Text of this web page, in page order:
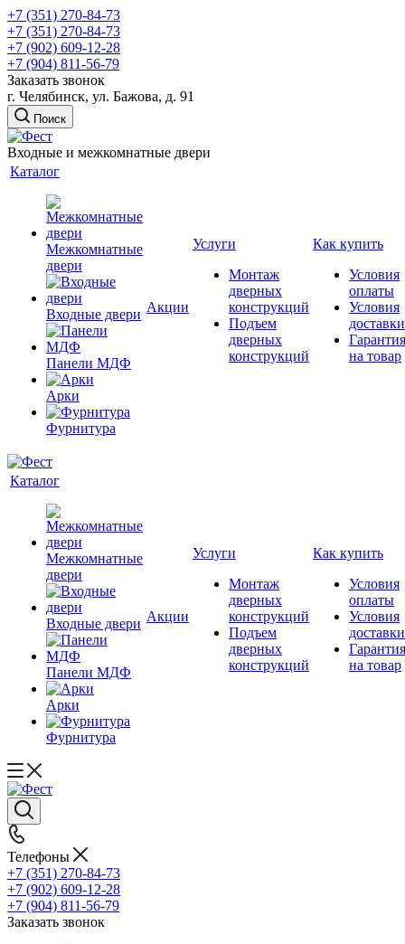
+7 (351) 270-84-73
+7 (351) 270-84-73
+7 (902) 609-12-28
+7 (904) 811-56-79
Заказать звонок
г. Челябинск, ул. Бажова, д. 91
Поиск
Входные и межкомнатные двери
Каталог
Межкомнатные
двери
Входные двери
Панели МДФ
Арки
Фурнитура
Акции
Услуги
Монтаж
дверных
конструкций
Подъем
дверных
конструкций
Как купить
Условия
оплаты
Условия
доставки
Гарантия
на товар
Каталог
Межкомнатные
двери
Входные двери
Панели МДФ
Арки
Фурнитура
Акции
Услуги
Монтаж
дверных
конструкций
Подъем
дверных
конструкций
Как купить
Условия
оплаты
Условия
доставки
Гарантия
на товар
Телефоны
+7 (351) 270-84-73
+7 (902) 609-12-28
+7 (904) 811-56-79
Заказать звонок